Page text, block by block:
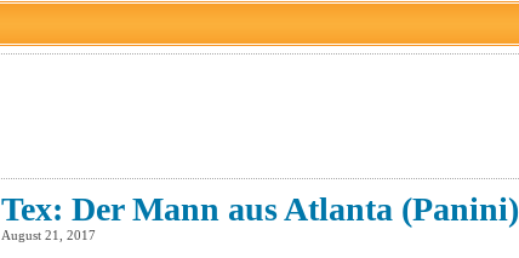
Tex: Der Mann aus Atlanta (Panini)
August 21, 2017